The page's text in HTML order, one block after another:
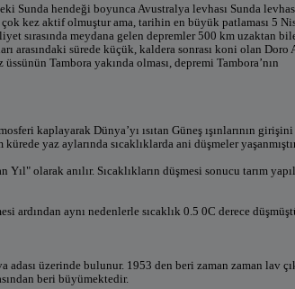
Sunda hendeği boyunca Avustralya levhası Sunda
kez aktif olmuştur ama, tarihin en büyük patlaması 5
sırasında meydana gelen depremler 500 km uzaktan
arasındaki sürede küçük, kaldera sonrası koni olan Doro
Tambora yakında olması, depremi Tambora’nın
kaplayarak Dünya’yı ısıtan Güneş ışınlarının girişini
yaz aylarında sıcaklıklarda ani düşmeler
olarak anılır. Sıcaklıkların düşmesi sonucu tarım
ardından aynı nedenlerle sıcaklık 0.5 0C derece
üzerinde bulunur. 1953 den beri zaman zaman lav
beri büyümektedir.